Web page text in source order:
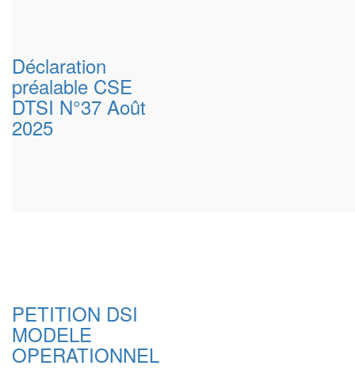
Déclaration
préalable CSE
DTSI N°37 Août
2025
PETITION DSI
MODELE
OPERATIONNEL